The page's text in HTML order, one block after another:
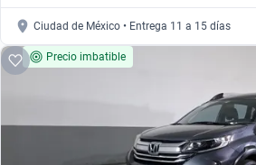
Ciudad de México • Entrega 11 a 15 días
Precio imbatible